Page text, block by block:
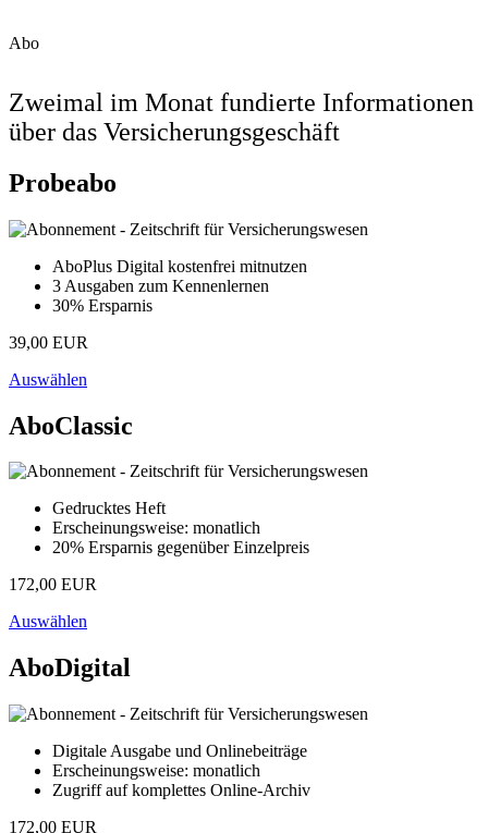
Abo
Zweimal im Monat fundierte Informationen
über das Versicherungsgeschäft
Probeabo
AboPlus Digital kostenfrei mitnutzen
3 Ausgaben zum Kennenlernen
30% Ersparnis
39,00 EUR
Auswählen
AboClassic
Gedrucktes Heft
Erscheinungsweise: monatlich
20% Ersparnis gegenüber Einzelpreis
172,00 EUR
Auswählen
AboDigital
Digitale Ausgabe und Onlinebeiträge
Erscheinungsweise: monatlich
Zugriff auf komplettes Online-Archiv
172,00 EUR